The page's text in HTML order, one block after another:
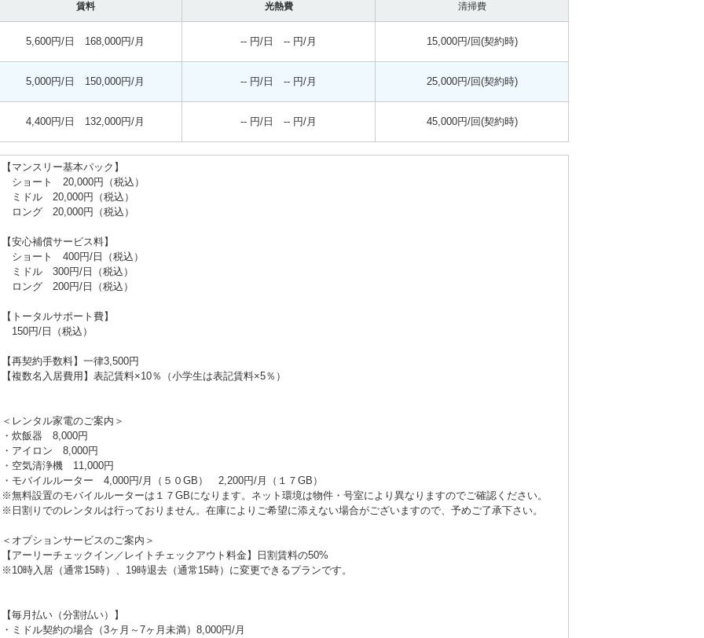
賃料 光熱費 清掃費
5,600円/日 168,000円/月 -- 円/日 -- 円/月 15,000円/回(契約時)
5,000円/日 150,000円/月 -- 円/日 -- 円/月 25,000円/回(契約時)
4,400円/日 132,000円/月 -- 円/日 -- 円/月 45,000円/回(契約時)
【マンスリー基本パック】
ショート 20,000円（税込）
ミドル 20,000円（税込）
ロング 20,000円（税込）
【安心補償サービス料】
ショート 400円/日（税込）
ミドル 300円/日（税込）
ロング 200円/日（税込）
【トータルサポート費】
150円/日（税込）
【再契約手数料】一律3,500円
【複数名入居費用】表記賃料×10％（小学生は表記賃料×5％）
＜レンタル家電のご案内＞
・炊飯器 8,000円
・アイロン 8,000円
・空気清浄機 11,000円
・モバイルルーター 4,000円/月（５０GB） 2,200円/月（１７GB）
※無料設置のモバイルルーターは１７GBになります。ネット環境は物件・号室により異なりますのでご確認ください。
※日割りでのレンタルは行っておりません。在庫によりご希望に添えない場合がございますので、予めご了承下さい。
＜オプションサービスのご案内＞
【アーリーチェックイン／レイトチェックアウト料金】日割賃料の50%
※10時入居（通常15時）、19時退去（通常15時）に変更できるプランです。
【毎月払い（分割払い）】
・ミドル契約の場合（3ヶ月～7ヶ月未満）8,000円/月